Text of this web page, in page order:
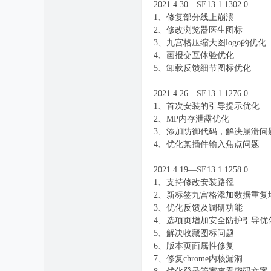
2021.4.30—SE13.1.1302.0
1、修复部分线上崩溃
2、修改浏览器医生图标
3、九宫格压缩大图logo的优化
4、画报交互体验优化
5、卸载反馈细节图标优化
2021.4.26—SE13.1.1276.0
1、首次安装的引导提示优化
2、MP内存泄露优化
3、添加防御代码，解决崩溃问
4、优化某插件输入焦点问题
2021.4.19—SE13.1.1258.0
1、支持修改安装路径
2、新标签九宫格添加数据重复
3、优化反馈及调研功能
4、选项页增加安全防护引导优
5、解决收藏图标问题
6、版本页面属性修复
7、修复chrome内核漏洞